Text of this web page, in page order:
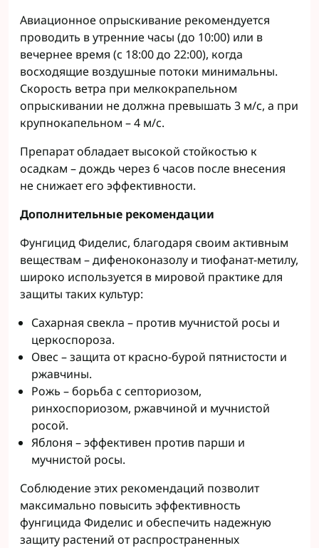
Авиационное опрыскивание рекомендуется
проводить в утренние часы (до 10:00) или в
вечернее время (с 18:00 до 22:00), когда
восходящие воздушные потоки минимальны.
Скорость ветра при мелкокрапельном
опрыскивании не должна превышать 3 м/с, а при
крупнокапельном – 4 м/с.
Препарат обладает высокой стойкостью к
осадкам – дождь через 6 часов после внесения
не снижает его эффективности.
Дополнительные рекомендации
Фунгицид Фиделис, благодаря своим активным
веществам – дифеноконазолу и тиофанат-метилу,
широко используется в мировой практике для
защиты таких культур:
Сахарная свекла – против мучнистой росы и
церкоспороза.
Овес – защита от красно-бурой пятнистости и
ржавчины.
Рожь – борьба с септориозом,
ринхоспориозом, ржавчиной и мучнистой
росой.
Яблоня – эффективен против парши и
мучнистой росы.
Соблюдение этих рекомендаций позволит
максимально повысить эффективность
фунгицида Фиделис и обеспечить надежную
защиту растений от распространенных